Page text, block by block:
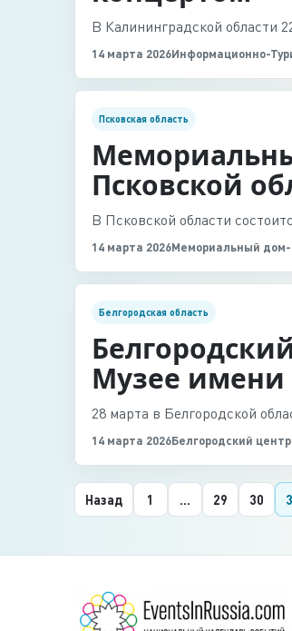
В Калининградской области
14 марта 2026Информационно-
Псковская область
Псковской
В Псковской области
14 марта 2026Мемориальный дом-
Белгородская область
Музее
28 марта в Белгородской
14 марта 2026Белгородский
Назад 1 ... 29 30